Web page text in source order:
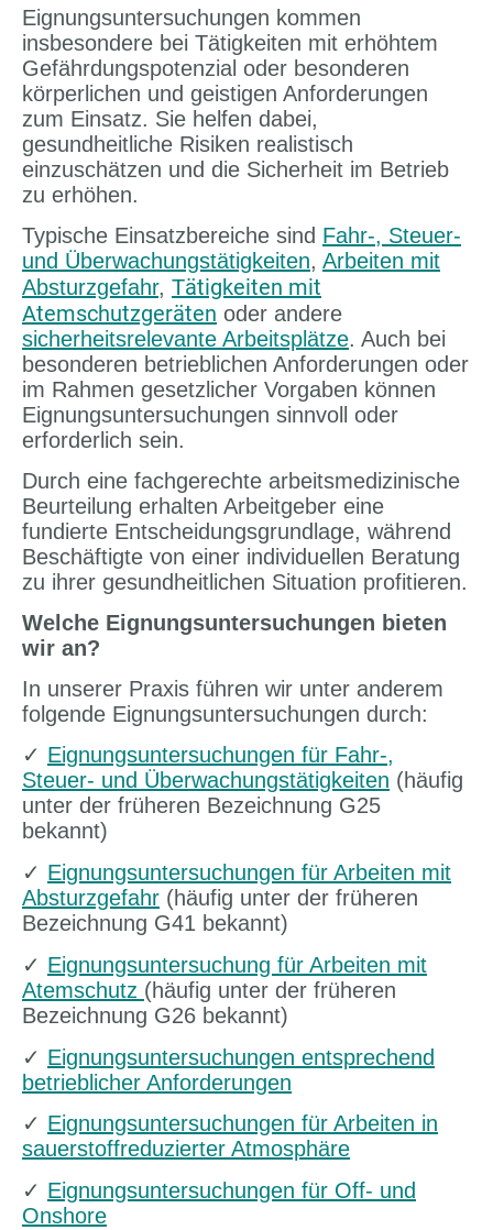
Eignungsuntersuchungen kommen
insbesondere bei Tätigkeiten mit erhöhtem
Gefährdungspotenzial oder besonderen
körperlichen und geistigen Anforderungen
zum Einsatz. Sie helfen dabei,
gesundheitliche Risiken realistisch
einzuschätzen und die Sicherheit im Betrieb
zu erhöhen.
Typische Einsatzbereiche sind Fahr-, Steuer-
und Überwachungstätigkeiten, Arbeiten mit
Absturzgefahr, Tätigkeiten mit
Atemschutzgeräten oder andere
sicherheitsrelevante Arbeitsplätze. Auch bei
besonderen betrieblichen Anforderungen oder
im Rahmen gesetzlicher Vorgaben können
Eignungsuntersuchungen sinnvoll oder
erforderlich sein.
Durch eine fachgerechte arbeitsmedizinische
Beurteilung erhalten Arbeitgeber eine
fundierte Entscheidungsgrundlage, während
Beschäftigte von einer individuellen Beratung
zu ihrer gesundheitlichen Situation profitieren.
Welche Eignungsuntersuchungen bieten
wir an?
In unserer Praxis führen wir unter anderem
folgende Eignungsuntersuchungen durch:
✓ Eignungsuntersuchungen für Fahr-,
Steuer- und Überwachungstätigkeiten (häufig
unter der früheren Bezeichnung G25
bekannt)
✓ Eignungsuntersuchungen für Arbeiten mit
Absturzgefahr (häufig unter der früheren
Bezeichnung G41 bekannt)
✓ Eignungsuntersuchung für Arbeiten mit
Atemschutz (häufig unter der früheren
Bezeichnung G26 bekannt)
✓ Eignungsuntersuchungen entsprechend
betrieblicher Anforderungen
✓ Eignungsuntersuchungen für Arbeiten in
sauerstoffreduzierter Atmosphäre
✓ Eignungsuntersuchungen für Off- und
Onshore